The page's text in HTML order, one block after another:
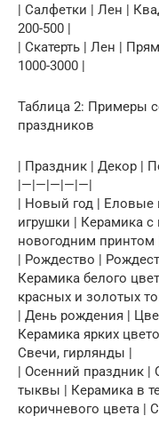
| Салфетки | Лен |
200-500 |
| Скатерть | Лен |
1000-3000 |
Таблица 2: Примеры
праздников
| Праздник | Декор |
|—|—|—|—|—|
| Новый год | Еловые
игрушки | Керамика
новогодним принтом
| Рождество |
Керамика белого
красных и золотых
| День рождения |
Керамика ярких
Свечи, гирлянды |
| Осенний праздник |
тыквы | Керамика в
коричневого цвета |